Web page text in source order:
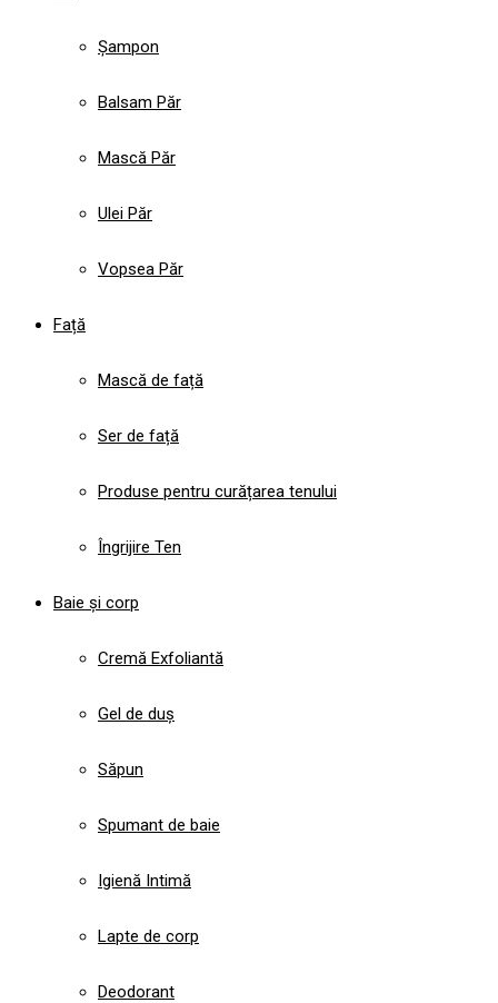
Șampon
Balsam Păr
Mască Păr
Ulei Păr
Vopsea Păr
Față
Mască de față
Ser de față
Produse pentru curățarea tenului
Îngrijire Ten
Baie și corp
Cremă Exfoliantă
Gel de duș
Săpun
Spumant de baie
Igienă Intimă
Lapte de corp
Deodorant